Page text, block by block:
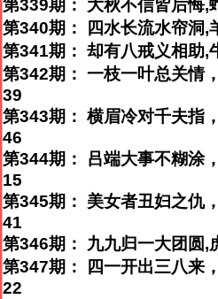
第339期： 大秋不信皆后悔,
第340期： 四水长流水帘洞,
第341期： 却有八戒义相助,
第342期： 一枝一叶总关情
39
第343期： 横眉冷对千夫指
46
第344期： 吕端大事不糊涂
15
第345期： 美女者丑妇之仇
41
第346期： 九九归一大团圆,
第347期： 四一开出三八来
22